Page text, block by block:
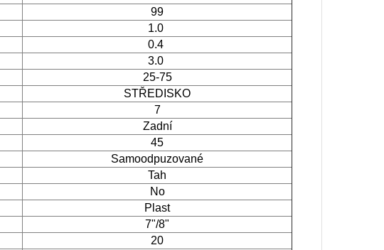
99
1.0
0.4
3.0
25-75
STŘEDISKO
7
Zadní
45
Samoodpuzované
Tah
No
Plast
7"/8"
20